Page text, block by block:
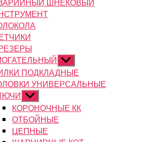
Показывать
подменю
ПОДКЛАДНЫЕ
УНИВЕРСАЛЬНЫЕ
Показывать
подменю
КОРОНОЧНЫЕ КК
ОТБОЙНЫЕ
ЦЕПНЫЕ